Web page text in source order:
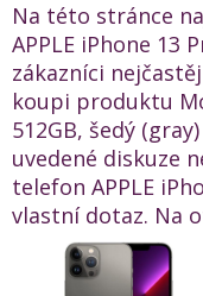
Na této stránce
APPLE iPhone 13
zákazníci
koupi produktu
512GB, šedý
uvedené diskuze
telefon APPLE
vlastní dotaz. Na